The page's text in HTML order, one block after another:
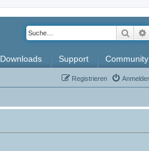
Suche
Downloads Support Community
Registrieren